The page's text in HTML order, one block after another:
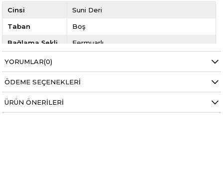
Cinsi Suni Deri
Taban Boş
Bağlama Şekli Fermuarlı
Sezon
Ürün Meşei Yerli Üretim
YORUMLAR(0)
ÖDEME SEÇENEKLERI
ÜRÜN ÖNERILERI